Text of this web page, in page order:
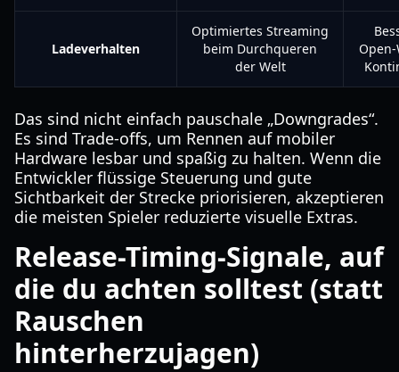
Ladeverhalten
Optimiertes Streaming
beim Durchqueren
der Welt
Das sind nicht einfach pauschale „Downgrades“.
Es sind Trade-offs, um Rennen auf mobiler
Hardware lesbar und spaßig zu halten. Wenn die
Entwickler flüssige Steuerung und gute
Sichtbarkeit der Strecke priorisieren, akzeptieren
die meisten Spieler reduzierte visuelle Extras.
Release-Timing-Signale, auf
die du achten solltest (statt
Rauschen
hinterherzujagen)